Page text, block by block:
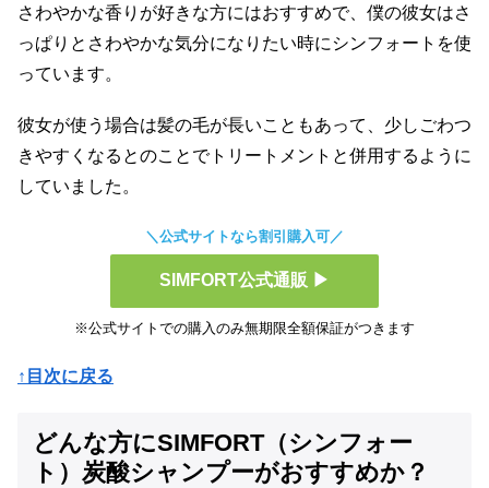
さわやかな香りが好きな方にはおすすめで、僕の彼女はさ
っぱりとさわやかな気分になりたい時にシンフォートを使
っています。
彼女が使う場合は髪の毛が長いこともあって、少しごわつ
きやすくなるとのことでトリートメントと併用するように
していました。
＼公式サイトなら割引購入可／
SIMFORT公式通販 ▶
※公式サイトでの購入のみ無期限全額保証がつきます
↑目次に戻る
どんな方にSIMFORT（シンフォー
ト）炭酸シャンプーがおすすめか？